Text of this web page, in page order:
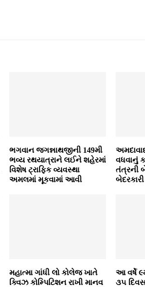
ભગવાન જગન્નાથજીની 149મી
ભવ્ય રથયાત્રાને લઈને શહેરમાં
વિશેષ ટ્રાફિક વ્યવસ્થા
અમલમાં મૂકવામાં આવી
વધવાનું
તંત્રની
મહાત્મા ગાંધી લો કોલેજ ખાતે
ક્વિઝ કોમ્પિટિશન રાખી માનવ
આ વર્ષે
૩૫